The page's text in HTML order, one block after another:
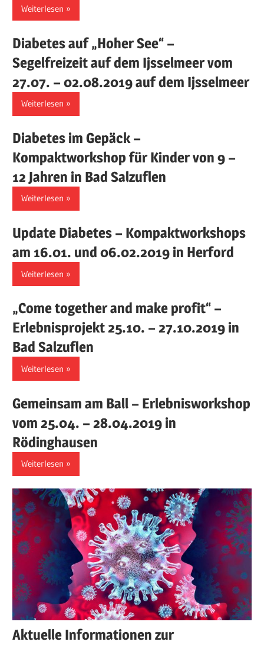
Weiterlesen
Diabetes auf „Hoher See“ –
Segelfreizeit auf dem Ijsselmeer vom
27.07. – 02.08.2019 auf dem Ijsselmeer
Weiterlesen
Diabetes im Gepäck –
Kompaktworkshop für Kinder von 9 –
12 Jahren in Bad Salzuflen
Weiterlesen
Update Diabetes – Kompaktworkshops
am 16.01. und 06.02.2019 in Herford
Weiterlesen
„Come together and make profit“ –
Erlebnisprojekt 25.10. – 27.10.2019 in
Bad Salzuflen
Weiterlesen
Gemeinsam am Ball – Erlebnisworkshop
vom 25.04. – 28.04.2019 in
Rödinghausen
Weiterlesen
Aktuelle Informationen zur